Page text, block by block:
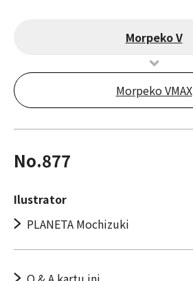
Morpeko V
Morpeko VMAX
No.877
Ilustrator
PLANETA Mochizuki